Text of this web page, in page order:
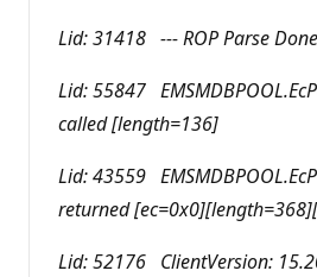
Lid: 31418 --- ROP Parse
Lid: 55847
called [length=136]
Lid: 43559
returned
Lid: 52176 ClientVersion: